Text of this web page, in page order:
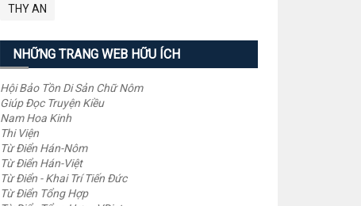
THY AN
NHỮNG TRANG WEB HỮU ÍCH
Hội Bảo Tồn Di Sản Chữ Nôm
Giúp Đọc Truyện Kiều
Nam Hoa Kinh
Thi Viện
Từ Điển Hán-Nôm
Từ Điển Hán-Việt
Từ Điển - Khai Trí Tiến Đức
Từ Điển Tổng Hợp